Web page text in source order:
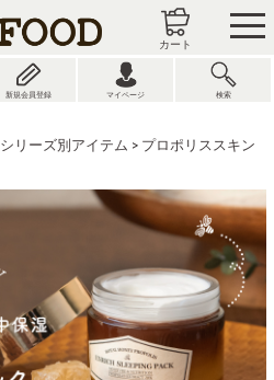
カート
新規会員登録 マイページ 検索
シリーズ別アイテム > プロポリススキン